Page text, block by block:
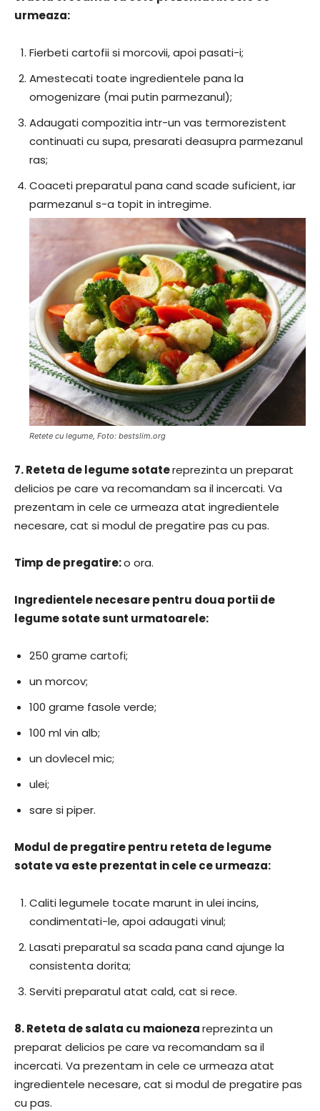
urmeaza:
Fierbeti cartofii si morcovii, apoi pasati-i;
Amestecati toate ingredientele pana la
omogenizare (mai putin parmezanul);
Adaugati compozitia intr-un vas termorezistent
continuati cu supa, presarati deasupra parmezanul
ras;
Coaceti preparatul pana cand scade suficient, iar
parmezanul s-a topit in intregime.
Retete cu legume, Foto: bestslim.org
7.Reteta de legume sotatereprezinta un preparat
delicios pe care va recomandam sa il incercati. Va
prezentam in cele ce urmeaza atat ingredientele
necesare, cat si modul de pregatire pas cu pas.
Timp de pregatire:o ora.
Ingredientele necesare pentru doua portii de
legume sotate sunt urmatoarele:
250 grame cartofi;
un morcov;
100 grame fasole verde;
100 ml vin alb;
un dovlecel mic;
ulei;
sare si piper.
Modul de pregatire pentru reteta de legume
sotate va este prezentat in cele ce urmeaza:
Caliti legumele tocate marunt in ulei incins,
condimentati-le, apoi adaugati vinul;
Lasati preparatul sa scada pana cand ajunge la
consistenta dorita;
Serviti preparatul atat cald, cat si rece.
8.Reteta de salata cu maionezareprezinta un
preparat delicios pe care va recomandam sa il
incercati. Va prezentam in cele ce urmeaza atat
ingredientele necesare, cat si modul de pregatire pas
cu pas.